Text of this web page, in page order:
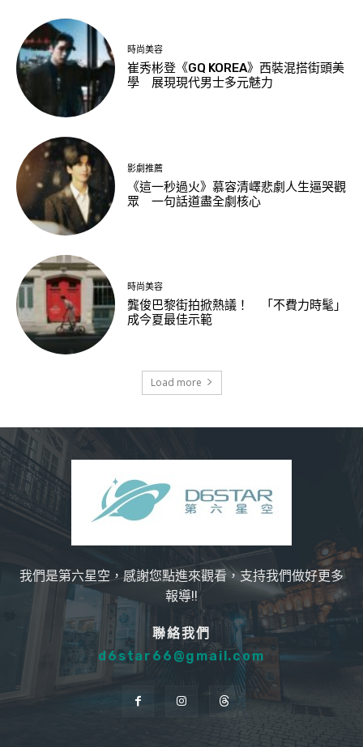
時尚美容
崔秀彬登《GQ KOREA》西裝混搭街頭美
學 展現現代男士多元魅力
影劇推薦
《這一秒過火》慕容清嶧悲劇人生逼哭觀
眾 一句話道盡全劇核心
時尚美容
龔俊巴黎街拍掀熱議！ 「不費力時髦」
成今夏最佳示範
Load more
我們是第六星空，感謝您點進來觀看，支持我們做好更多
報導!!
聯絡我們
d6star66@gmail.com